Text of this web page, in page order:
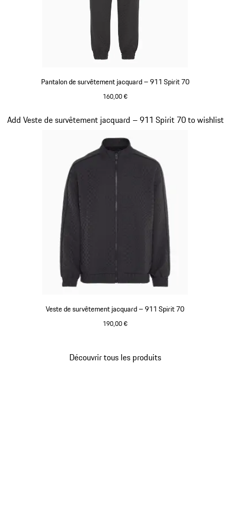
Pantalon de survêtement jacquard – 911 Spirit 70
160,00 €
Veste de survêtement jacquard – 911 Spirit 70
190,00 €
Add Veste de survêtement jacquard – 911 Spirit 70 to wishlist
Diapositive 8 sur 8
Découvrir tous les produits